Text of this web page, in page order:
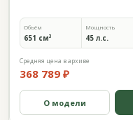
Объём
651 см³
Мощность
45 л.с.
Средняя цена в архиве
368 789 ₽
О модели